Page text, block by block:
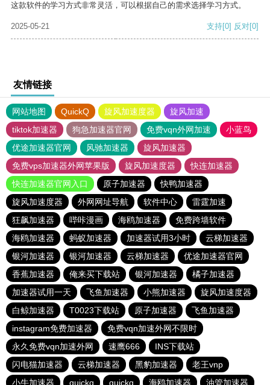
这款软件的学习方式非常灵活，可以根据自己的需求选择学习方式。
2025-05-21 支持[0] 反对[0]
友情链接
网站地图 QuickQ 旋风加速度器
旋风加速
tiktok加速器
狗急加速器官网 免费vqn外网加速
小蓝鸟
优途加速器官网
风驰加速器
旋风加速器
免费vps加速器外网苹果版
旋风加速度器
快连加速器
快连加速器官网入口
原子加速器
快鸭加速器
旋风加速度器
外网网址导航 软件中心
雷霆加速
狂飙加速器
哔咔漫画 海鸥加速器
免费跨墙软件
海鸥加速器
蚂蚁加速器 加速器试用3小时
云梯加速器
银河加速器
银河加速器 云梯加速器
优途加速器官网
香蕉加速器
俺来买下载站 银河加速器
橘子加速器
加速器试用一天
飞鱼加速器 小熊加速器
旋风加速度器
白鲸加速器
T0023下载站 原子加速器
飞鱼加速器
instagram免费加速器
免费vqn加速外网不限时
永久免费vqn加速外网
速鹰666
INS下载站
闪电猫加速器
云梯加速器 黑豹加速器
老王vnp
小牛加速器
quickq quickq 海鸥加速器 油管加速器